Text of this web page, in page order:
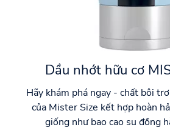
Dầu nhớt hữu cơ
Hãy khám phá ngay - chất bôi
của Mister Size kết hợp hoàn
giống như bao cao su đồng